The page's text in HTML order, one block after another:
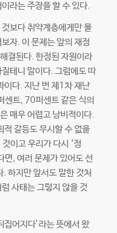
라는 주장을 할 수 있다.
보다 취약계층에게만 몰
자. 이 문제는 앞의 재정
결된다. 한정된 자원이라
테니 말이다. 그럼에도 따
이다. 지난 번 제1차 재난
센트, 70퍼센트 같은 식의
매우 어렵고 낭비적이다.
적 갈등도 무시할 수 없을
이고 우리가 다시 ‘정
면, 여러 문제가 있어도 선
하지만 앞서도 말한 것처
사태는 그렇지 않을 것
어지다’라는 뜻에서 왔